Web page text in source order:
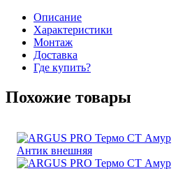
Описание
Характеристики
Монтаж
Доставка
Где купить?
Похожие товары